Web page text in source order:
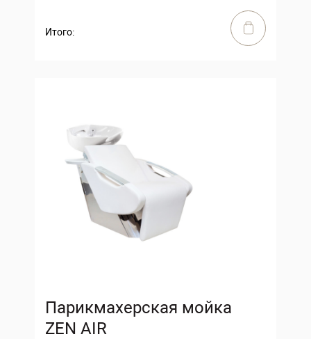
Итого:
Парикмахерская мойка
ZEN AIR